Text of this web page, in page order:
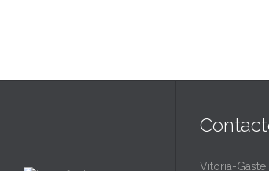
Vitoria-